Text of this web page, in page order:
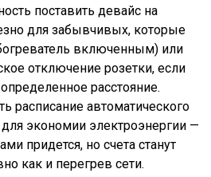
поставить девайс на
для забывчивых, которые
включенным) или
отключение розетки, если
расстояние.
расписание автоматического
экономии электроэнергии —
придется, но счета станут
как и перегрев сети.